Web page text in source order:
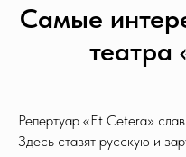
Самые
театра
Репертуар «Et Cetera»
Здесь ставят русскую и